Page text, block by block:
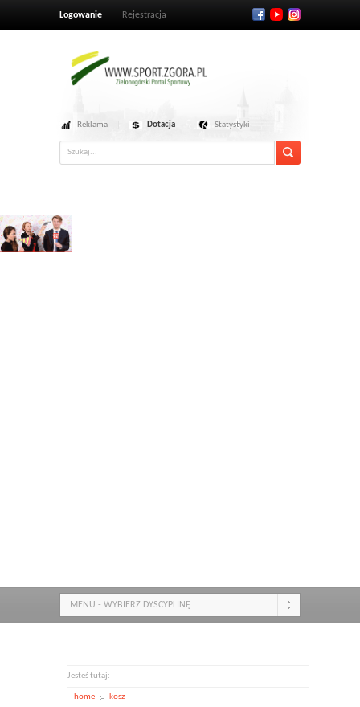
Logowanie Rejestracja
Reklama Dotacja Statystyki
MENU - WYBIERZ DYSCYPLINĘ
Jesteś tutaj:
home kosz